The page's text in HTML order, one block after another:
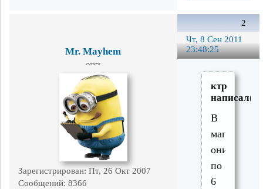
2
Чт, 8 Сен 2011
23:48:25
Mr. Mayhem
~~~
Зарегистрирован: Пт, 26 Окт 2007
Сообщений: 8366
ктр
В
магните
они
по
6